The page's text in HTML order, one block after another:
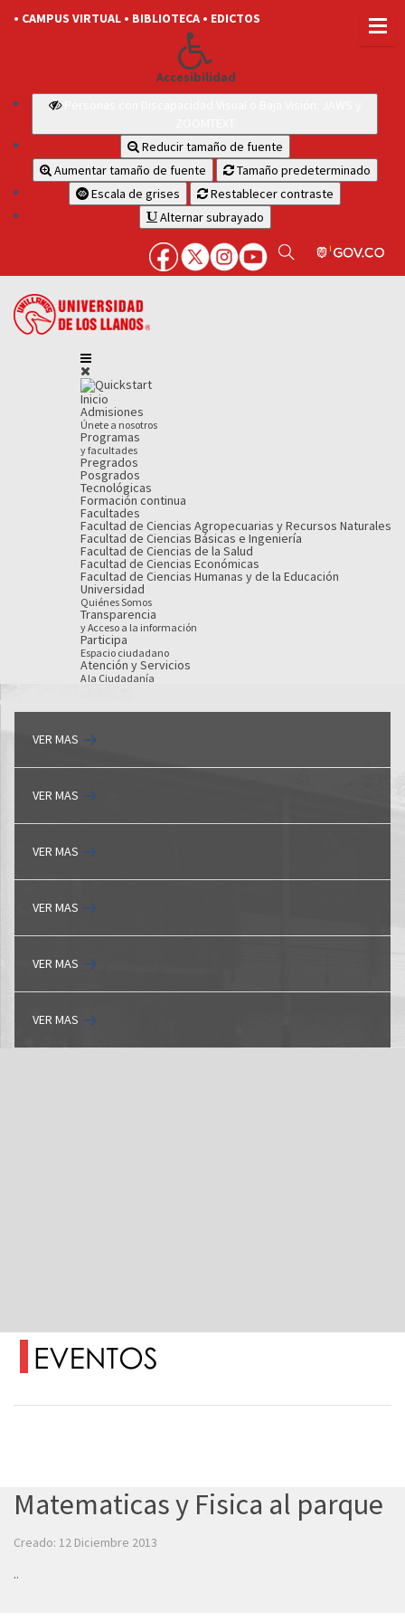
• CAMPUS VIRTUAL • BIBLIOTECA • EDICTOS
Accesibilidad
Reducir tamaño de fuente
Aumentar tamaño de fuente
Tamaño predeterminado
Escala de grises
Restablecer contraste
Alternar subrayado
Inicio
Admisiones
Únete a nosotros
Programas
y facultades
Pregrados
Posgrados
Tecnológicas
Formación continua
Facultades
Facultad de Ciencias Agropecuarias y Recursos Naturales
Facultad de Ciencias Básicas e Ingeniería
Facultad de Ciencias de la Salud
Facultad de Ciencias Económicas
Facultad de Ciencias Humanas y de la Educación
Universidad
Quiénes Somos
Transparencia
y Acceso a la información
Participa
Espacio ciudadano
Atención y Servicios
A la Ciudadanía
VER MAS
VER MAS
VER MAS
VER MAS
VER MAS
VER MAS
Matematicas y Fisica al parque
Creado: 12 Diciembre 2013
..